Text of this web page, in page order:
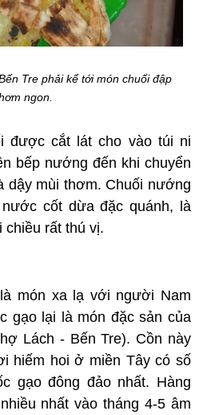
Tre phải kể tới món chuối đập
ngon.
được cắt lát cho vào túi ni
bếp nướng đến khi chuyển
dậy mùi thơm. Chuối nướng
cốt dừa đặc quánh, là
chiều rất thú vị.
món xa lạ với người Nam
gạo lại là món đặc sản của
Lách - Bến Tre). Cồn này
hiếm hoi ở miền Tây có số
gạo đông đảo nhất. Hàng
nhất vào tháng 4-5 âm